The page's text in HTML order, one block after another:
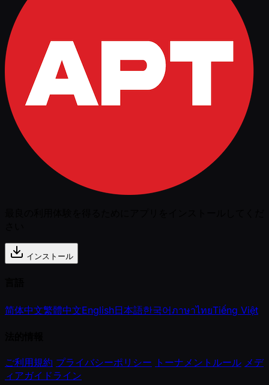
インストール
简体中文繁體中文English日本語한국어ภาษาไทยTiếng Việt
ご利用規約 プライバシーポリシー トーナメントルール メデ
ィアガイドライン